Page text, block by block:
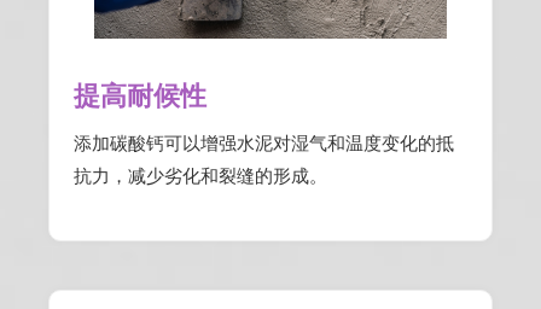
提高耐候性
添加碳酸钙可以增强水泥对湿气和温度变化的抵
抗力，减少劣化和裂缝的形成。